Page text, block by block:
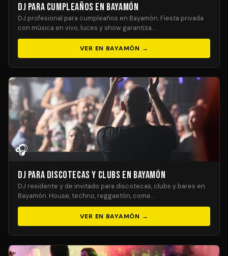
DJ para Cumpleaños en Bayamón
DJ profesional para cumpleaños en Bayamón. Fiesta privada
con música en vivo, luces y show garantiza…
VER EN BAYAMÓN →
🎧
DJ para Discotecas y Clubs en Bayamón
DJ residente y de invitado para discotecas, clubs y bares en
Bayamón. House, techno, reggaetón, come…
VER EN BAYAMÓN →